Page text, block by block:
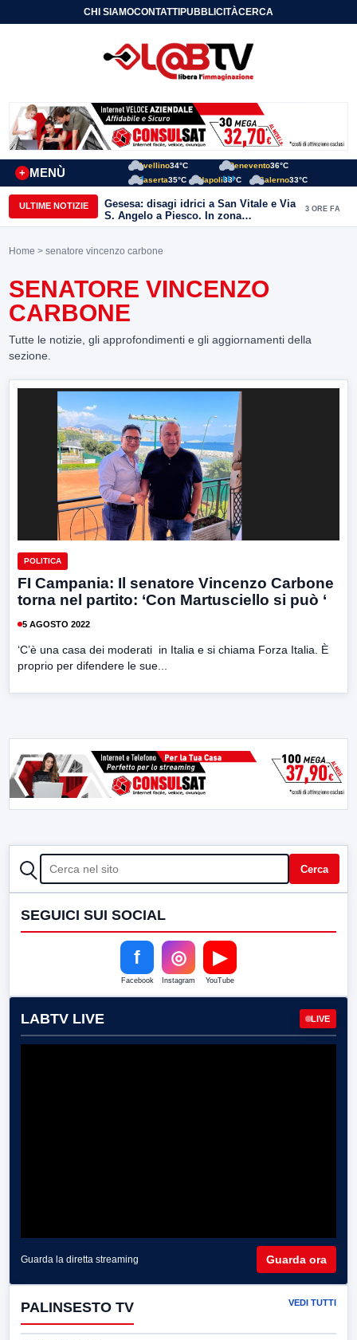
CHI SIAMOCONTATTIPUBBLICITÀCERCA
MENÙ
+
Avellino34°C Benevento36°C
Caserta35°C Napoli33°C Salerno33°C
ULTIME NOTIZIE
Gesesa: disagi idrici a San Vitale e Via
S. Angelo a Piesco. In zona
posizionata l’autobotte
3 ORE FA
Home > senatore vincenzo carbone
SENATORE VINCENZO
CARBONE
Tutte le notizie, gli approfondimenti e gli aggiornamenti della
sezione.
POLITICA
FI Campania: Il senatore Vincenzo Carbone
torna nel partito: ‘Con Martusciello si può ‘
5 AGOSTO 2022
‘C’è una casa dei moderati in Italia e si chiama Forza Italia. È
proprio per difendere le sue...
CERCA Cerca
SEGUICI SUI SOCIAL
f
Facebook
◎
Instagram
▶
YouTube
LABTV LIVE LIVE
Guarda la diretta streaming Guarda ora
PALINSESTO TV VEDI TUTTI